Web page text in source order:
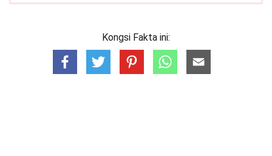
Kongsi Fakta ini: